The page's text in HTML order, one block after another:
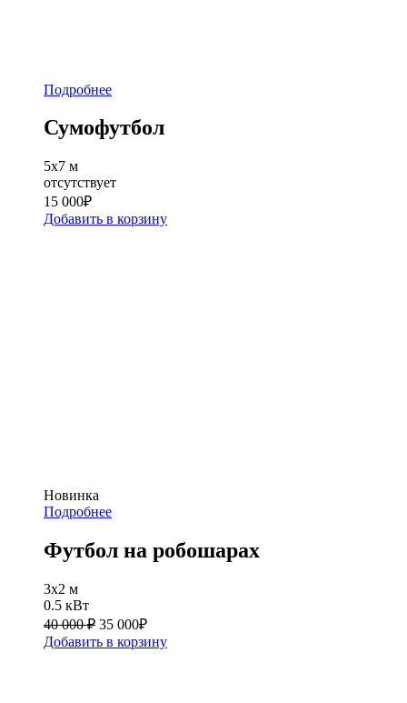
Подробнее
Сумофутбол
5х7 м
отсутствует
15 000₽
Добавить в корзину
Новинка
Подробнее
Футбол на робошарах
3х2 м
0.5 кВт
40 000 ₽ 35 000₽
Добавить в корзину